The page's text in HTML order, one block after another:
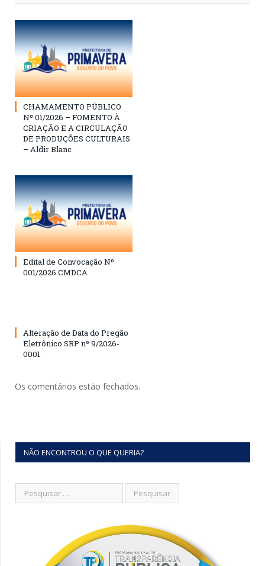
CHAMAMENTO PÚBLICO
Nº 01/2026 – FOMENTO À
CRIAÇÃO E A CIRCULAÇÃO
DE PRODUÇÕES CULTURAIS
– Aldir Blanc
Edital de Convocação Nº
001/2026 CMDCA
Alteração de Data do Pregão
Eletrônico SRP nº 9/2026-
0001
Os comentários estão fechados.
NÃO ENCONTROU O QUE QUERIA?